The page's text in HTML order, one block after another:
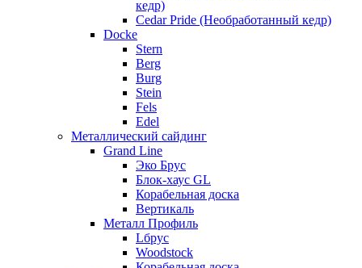
кедр)
Cedar Pride (Необработанный кедр)
Docke
Stern
Berg
Burg
Stein
Fels
Edel
Металлический сайдинг
Grand Line
Эко Брус
Блок-хаус GL
Корабельная доска
Вертикаль
Металл Профиль
Lбрус
Woodstock